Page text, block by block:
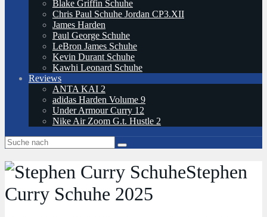
Blake Griffin Schuhe
Chris Paul Schuhe Jordan CP3.XII
James Harden
Paul George Schuhe
LeBron James Schuhe
Kevin Durant Schuhe
Kawhi Leonard Schuhe
Reviews
ANTA KAI 2
adidas Harden Volume 9
Under Armour Curry 12
Nike Air Zoom G.t. Hustle 2
Stephen
Curry Schuhe 2025